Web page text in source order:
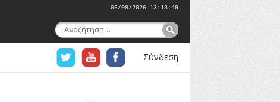
06/08/2026 13:13:50
Αναζήτηση
για:
Σύνδεση